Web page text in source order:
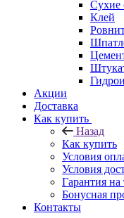
Сухие
Клей
Акции
Доставка
Как купить
Назад
Как купить
Условия
Условия
Гарантия на
Бонусная
Контакты